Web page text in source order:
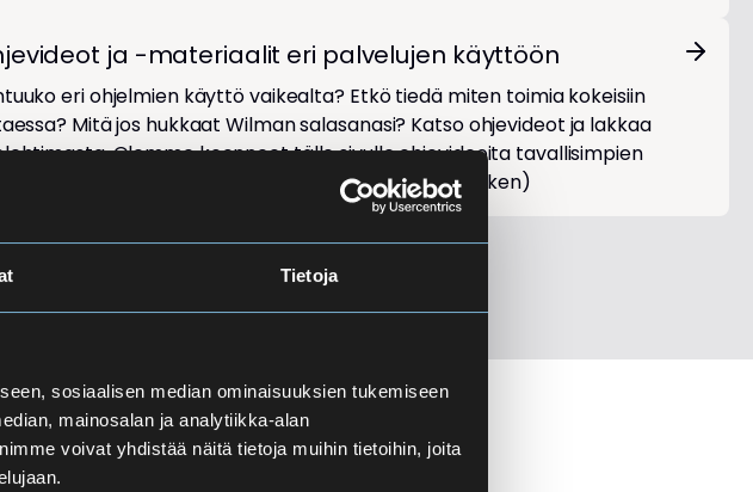
Tietoja
sosiaalisen median ominaisuuksien tukemiseen
mainosalan ja analytiikka-alan
voivat yhdistää näitä tietoja muihin tietoihin, joita
ja -materiaalit eri palvelujen käyttöön
eri ohjelmien käyttö vaikealta? Etkö tiedä miten toimia kokeisiin
Mitä jos hukkaat Wilman salasanasi? Katso ohjevideot ja lakkaa
Olemme koonneet tälle sivulle ohjevideoita tavallisimpien
ratkaisemiseksi. (Huom! päivitys kesken)